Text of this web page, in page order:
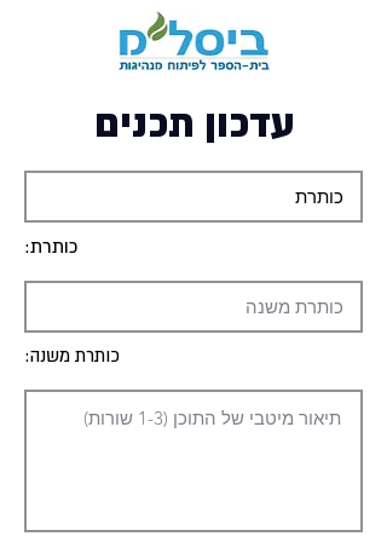
עדכון תכנים
כותרת:
כותרת משנה: